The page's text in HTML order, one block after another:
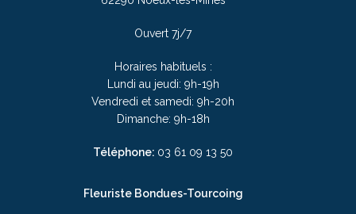
Ouvert 7j/7
Horaires habituels :
Lundi au jeudi: 9h-19h
Vendredi et samedi: 9h-20h
Dimanche: 9h-18h
Téléphone: 03 61 09 13 50
Fleuriste Bondues-Tourcoing